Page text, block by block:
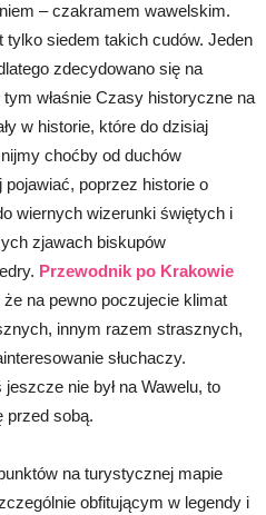
– czakramem wawelskim.
tylko siedem takich cudów. Jeden
zdecydowano się na
właśnie Czasy historyczne na
w historie, które do dzisiaj
choćby od duchów
pojawiać, poprzez historie o
wiernych wizerunki świętych i
zjawach biskupów
Przewodnik po Krakowie
na pewno poczujecie klimat
innym razem strasznych,
słuchaczy.
nie był na Wawelu, to
przed sobą.
na turystycznej mapie
obfitującym w legendy i